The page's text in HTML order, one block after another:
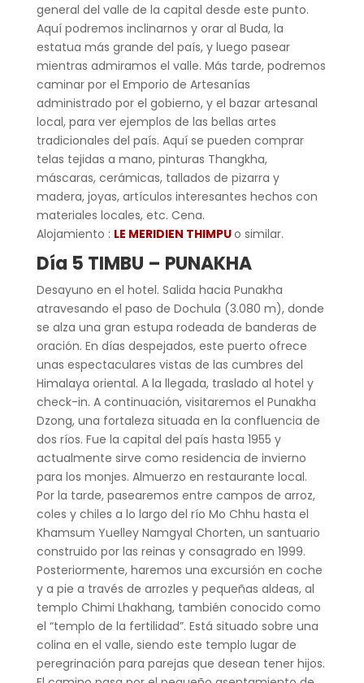
general del valle de la capital desde este punto.
Aquí podremos inclinarnos y orar al Buda, la
estatua más grande del país, y luego pasear
mientras admiramos el valle. Más tarde, podremos
caminar por el Emporio de Artesanías
administrado por el gobierno, y el bazar artesanal
local, para ver ejemplos de las bellas artes
tradicionales del país. Aquí se pueden comprar
telas tejidas a mano, pinturas Thangkha,
máscaras, cerámicas, tallados de pizarra y
madera, joyas, artículos interesantes hechos con
materiales locales, etc. Cena.
Alojamiento : LE MERIDIEN THIMPUo similar.
Día 5 TIMBU – PUNAKHA
Desayuno en el hotel. Salida hacia Punakha
atravesando el paso de Dochula (3.080 m), donde
se alza una gran estupa rodeada de banderas de
oración. En días despejados, este puerto ofrece
unas espectaculares vistas de las cumbres del
Himalaya oriental. A la llegada, traslado al hotel y
check-in. A continuación, visitaremos el Punakha
Dzong, una fortaleza situada en la confluencia de
dos ríos. Fue la capital del país hasta 1955 y
actualmente sirve como residencia de invierno
para los monjes. Almuerzo en restaurante local.
Por la tarde, pasearemos entre campos de arroz,
coles y chiles a lo largo del río Mo Chhu hasta el
Khamsum Yuelley Namgyal Chorten, un santuario
construido por las reinas y consagrado en 1999.
Posteriormente, haremos una excursión en coche
y a pie a través de arrozles y pequeñas aldeas, al
templo Chimi Lhakhang, también conocido como
el “templo de la fertilidad”. Está situado sobre una
colina en el valle, siendo este templo lugar de
peregrinación para parejas que desean tener hijos.